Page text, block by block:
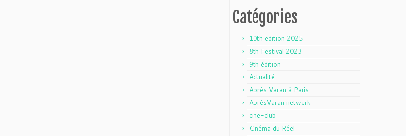
Catégories
10th edition 2025
8th Festival 2023
9th édition
Actualité
Après Varan à Paris
AprèsVaran network
cine-club
Cinéma du Réel